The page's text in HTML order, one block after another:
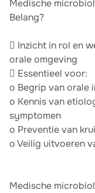
Medische
Belang?
 Inzicht in rol en
orale omgeving
 Essentieel voor:
o Begrip van orale
o Kennis van
symptomen
o Preventie van
o Veilig uitvoeren
Medische